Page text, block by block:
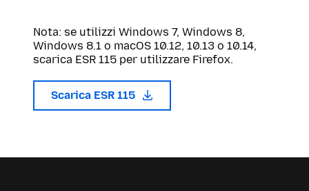
Nota: se utilizzi Windows 7, Windows 8,
Windows 8.1 o macOS 10.12, 10.13 o 10.14,
scarica ESR 115 per utilizzare Firefox.
Scarica ESR 115